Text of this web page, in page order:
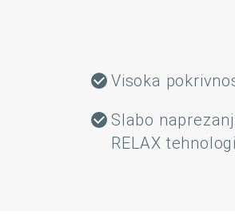
Visoka
Slabo
RELAX